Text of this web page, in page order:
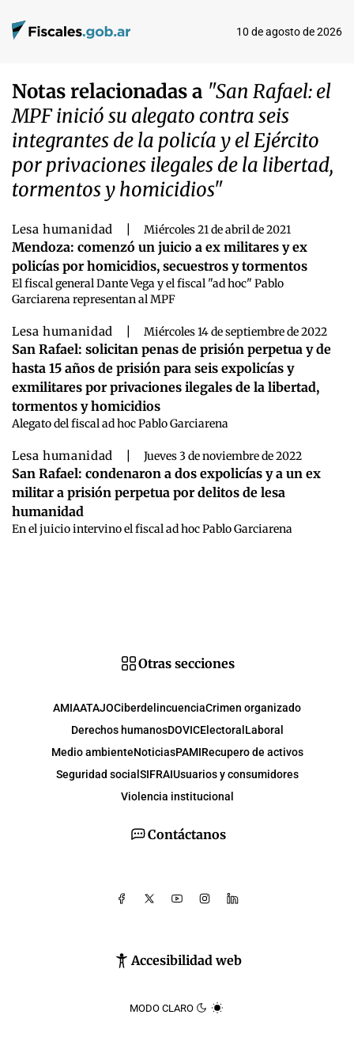
10 de agosto de 2026
Notas relacionadas a "San Rafael: el
MPF inició su alegato contra seis
integrantes de la policía y el Ejército
por privaciones ilegales de la libertad,
tormentos y homicidios"
Lesa humanidad Miércoles 21 de abril de 2021
Mendoza: comenzó un juicio a ex militares y ex
policías por homicidios, secuestros y tormentos
El fiscal general Dante Vega y el fiscal "ad hoc" Pablo
Garciarena representan al MPF
Lesa humanidad Miércoles 14 de septiembre de 2022
San Rafael: solicitan penas de prisión perpetua y de
hasta 15 años de prisión para seis expolicías y
exmilitares por privaciones ilegales de la libertad,
tormentos y homicidios
Alegato del fiscal ad hoc Pablo Garciarena
Lesa humanidad Jueves 3 de noviembre de 2022
San Rafael: condenaron a dos expolicías y a un ex
militar a prisión perpetua por delitos de lesa
humanidad
En el juicio intervino el fiscal ad hoc Pablo Garciarena
Contáctanos
Accesibilidad web
MODO CLARO
Otras secciones
AMIAATAJOCiberdelincuenciaCrimen organizado
Derechos humanosDOVICElectoral Laboral
Medio ambienteNoticiasPAMIRecupero de activos
Seguridad social SIFRAIUsuarios y consumidores
Violencia institucional